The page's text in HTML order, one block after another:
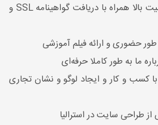
طراحی درگاه پرداخت با امنیت بالا همراه با دریافت گواهینامه SSL و
حضوری و ارائه فیلم آموزشی
ما به طور کاملا حرفه‌ای
کسب و کار و ایجاد لوگو و نشان تجاری
طراحی سایت در استرالیا